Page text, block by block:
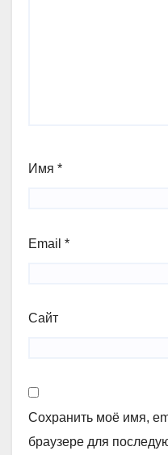
Имя *
Email *
Сайт
Сохранить моё имя,
браузере для